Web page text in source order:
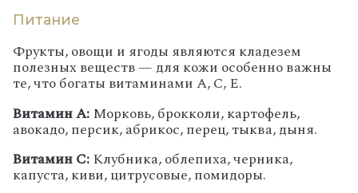
Питание
Фрукты, овощи и ягоды являются кладезем
полезных веществ — для кожи особенно важны
те, что богаты витаминами А, С, Е.
Витамин А:Морковь, брокколи, картофель,
авокадо, персик, абрикос, перец, тыква, дыня.
Витамин С:Клубника, облепиха, черника,
капуста, киви, цитрусовые, помидоры.